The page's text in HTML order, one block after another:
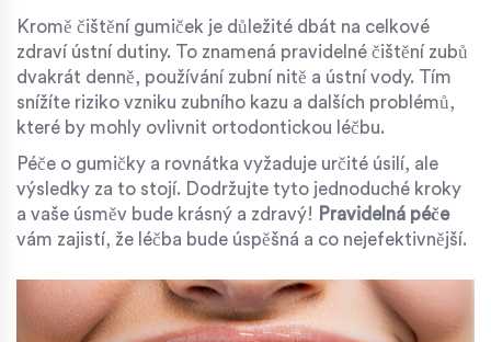
Kromě čištění gumiček je důležité dbát na celkové
zdraví ústní dutiny. To znamená pravidelné čištění zubů
dvakrát denně, používání zubní nitě a ústní vody. Tím
snížíte riziko vzniku zubního kazu a dalších problémů,
které by mohly ovlivnit ortodontickou léčbu.
Péče o gumičky a rovnátka vyžaduje určité úsilí, ale
výsledky za to stojí. Dodržujte tyto jednoduché kroky
a vaše úsměv bude krásný a zdravý! Pravidelná péče
vám zajistí, že léčba bude úspěšná a co nejefektivnější.